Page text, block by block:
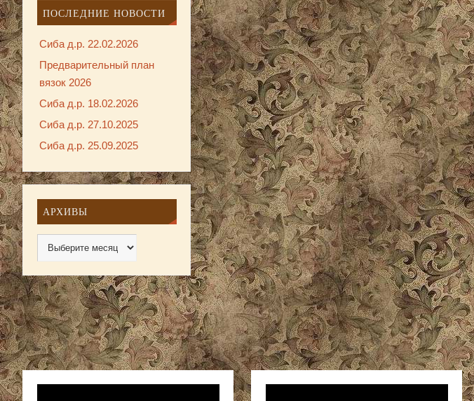
ПОСЛЕДНИЕ НОВОСТИ
Сиба д.р. 22.02.2026
Предварительный план
вязок 2026
Сиба д.р. 18.02.2026
Сиба д.р. 27.10.2025
Сиба д.р. 25.09.2025
АРХИВЫ